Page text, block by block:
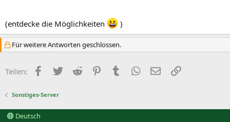
(entdecke die Möglichkeiten )
Für weitere Antworten geschlossen.
Teilen: Facebook
TwitterReddit PinterestTumblr WhatsApp
E-MailLink
Sonstiges-Server
Deutsch